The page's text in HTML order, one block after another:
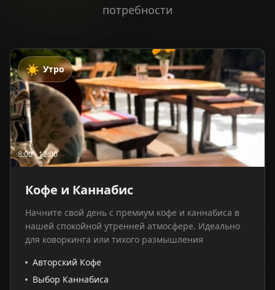
потребности
☀️ Утро
8:00 - 12:00
Кофе и Каннабис
Начните свой день с премиум кофе и каннабиса в
нашей спокойной утренней атмосфере. Идеально
для коворкинга или тихого размышления
Авторский Кофе
Выбор Каннабиса